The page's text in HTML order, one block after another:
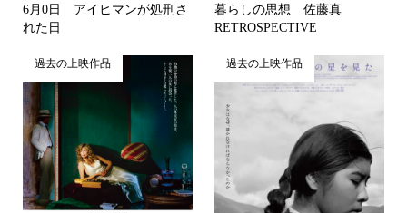
6月0日 アイヒマンが処刑さ
れた日
暮らしの思想 佐藤真
RETROSPECTIVE
過去の上映作品 過去の上映作品